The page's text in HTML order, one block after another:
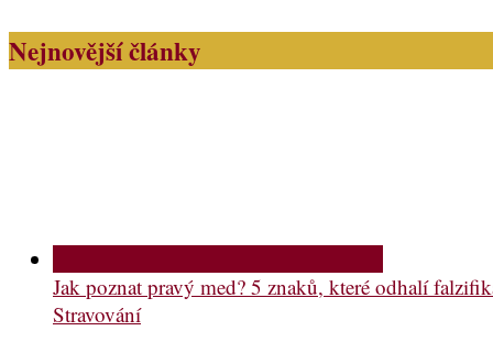
Nejnovější články
Jak poznat pravý med? 5 znaků, které odhalí
Stravování